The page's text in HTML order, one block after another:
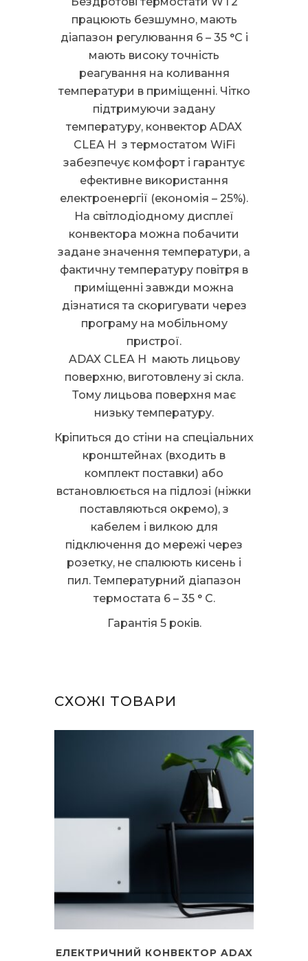
працюють безшумно, мають
діапазон регулювання 6 – 35 °С і
мають високу точність
реагування на коливання
температури в приміщенні. Чітко
підтримуючи задану
температуру, конвектор ADAX
CLEA H з термостатом WiFi
забезпечує комфорт і гарантує
ефективне використання
електроенергії (економія – 25%).
На світлодіодному дисплеї
конвектора можна побачити
задане значення температури, а
фактичну температуру повітря в
приміщенні завжди можна
дізнатися та скоригувати через
програму на мобільному
пристрої.
ADAX CLEA H мають лицьову
поверхню, виготовлену зі скла.
Тому лицьова поверхня має
низьку температуру.
Кріпиться до стіни на спеціальних
кронштейнах (входить в
комплект поставки) або
встановлюється на підлозі (ніжки
поставляються окремо), з
кабелем і вилкою для
підключення до мережі через
розетку, не спалюють кисень і
пил. Температурний діапазон
термостата 6 – 35 ° C.
Гарантія 5 років.
СХОЖІ ТОВАРИ
ЕЛЕКТРИЧНИЙ КОНВЕКТОР ADAX